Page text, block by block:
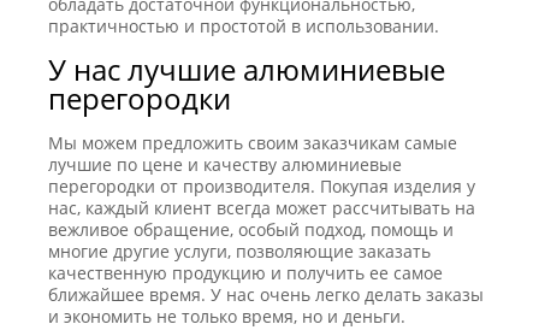
практичностью и простотой в использовании.
У нас лучшие алюминиевые
перегородки
Мы можем предложить своим заказчикам самые
лучшие по цене и качеству алюминиевые
перегородки от производителя. Покупая изделия у
нас, каждый клиент всегда может рассчитывать на
вежливое обращение, особый подход, помощь и
многие другие услуги, позволяющие заказать
качественную продукцию и получить ее самое
ближайшее время. У нас очень легко делать заказы
и экономить не только время, но и деньги.